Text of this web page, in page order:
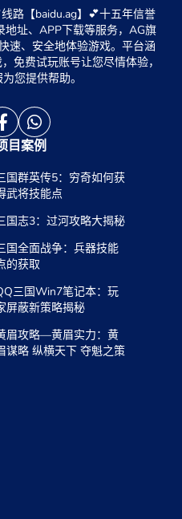
路【baidu.ag】💕十五年信誉
址、APP下载等服务，AG旗
速、安全地体验游戏。平台涵
免费试玩账号让您尽情体验，
您提供帮助。
目案例
国群英传5：穷奇如何获
武将技能点
国志3：过河攻略大揭秘
国全面战争：兵器技能
的获取
三国Win7笔记本：玩
屏蔽新策略揭秘
眉攻略—黄眉实力：黄
谋略 纵横天下 夺魁之策